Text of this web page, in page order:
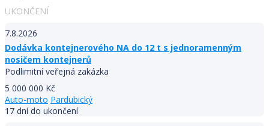
UKONČENÍ
7.8.2026
Dodávka kontejnerového NA do 12 t s jednoramenným
nosičem kontejnerů
Podlimitní veřejná zakázka
5 000 000 Kč
Auto-moto Pardubický
17 dní do ukončení